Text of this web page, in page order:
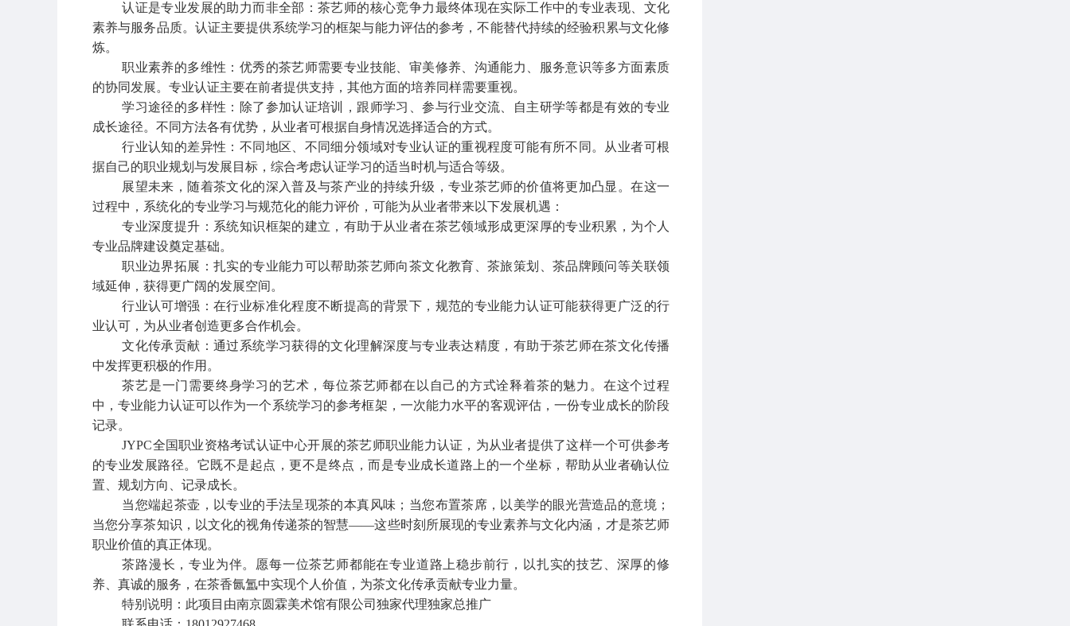
认证是专业发展的助力而非全部：茶艺师的核心竞争力最终体现在实际工作中的专业表现、文化
素养与服务品质。认证主要提供系统学习的框架与能力评估的参考，不能替代持续的经验积累与文化修
炼。
职业素养的多维性：优秀的茶艺师需要专业技能、审美修养、沟通能力、服务意识等多方面素质
的协同发展。专业认证主要在前者提供支持，其他方面的培养同样需要重视。
学习途径的多样性：除了参加认证培训，跟师学习、参与行业交流、自主研学等都是有效的专业
成长途径。不同方法各有优势，从业者可根据自身情况选择适合的方式。
行业认知的差异性：不同地区、不同细分领域对专业认证的重视程度可能有所不同。从业者可根
据自己的职业规划与发展目标，综合考虑认证学习的适当时机与适合等级。
展望未来，随着茶文化的深入普及与茶产业的持续升级，专业茶艺师的价值将更加凸显。在这一
过程中，系统化的专业学习与规范化的能力评价，可能为从业者带来以下发展机遇：
专业深度提升：系统知识框架的建立，有助于从业者在茶艺领域形成更深厚的专业积累，为个人
专业品牌建设奠定基础。
职业边界拓展：扎实的专业能力可以帮助茶艺师向茶文化教育、茶旅策划、茶品牌顾问等关联领
域延伸，获得更广阔的发展空间。
行业认可增强：在行业标准化程度不断提高的背景下，规范的专业能力认证可能获得更广泛的行
业认可，为从业者创造更多合作机会。
文化传承贡献：通过系统学习获得的文化理解深度与专业表达精度，有助于茶艺师在茶文化传播
中发挥更积极的作用。
茶艺是一门需要终身学习的艺术，每位茶艺师都在以自己的方式诠释着茶的魅力。在这个过程
中，专业能力认证可以作为一个系统学习的参考框架，一次能力水平的客观评估，一份专业成长的阶段
记录。
JYPC全国职业资格考试认证中心开展的茶艺师职业能力认证，为从业者提供了这样一个可供参考
的专业发展路径。它既不是起点，更不是终点，而是专业成长道路上的一个坐标，帮助从业者确认位
置、规划方向、记录成长。
当您端起茶壶，以专业的手法呈现茶的本真风味；当您布置茶席，以美学的眼光营造品的意境；
当您分享茶知识，以文化的视角传递茶的智慧——这些时刻所展现的专业素养与文化内涵，才是茶艺师
职业价值的真正体现。
茶路漫长，专业为伴。愿每一位茶艺师都能在专业道路上稳步前行，以扎实的技艺、深厚的修
养、真诚的服务，在茶香氤氲中实现个人价值，为茶文化传承贡献专业力量。
特别说明：此项目由南京圆霖美术馆有限公司独家代理独家总推广